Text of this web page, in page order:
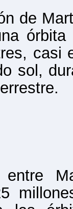
de
casi
sol,
entre